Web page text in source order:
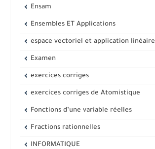
Ensam
Ensembles ET Applications
espace vectoriel et application linéaire
Examen
exercices corriges
exercices corriges de Atomistique
Fonctions d’une variable réelles
Fractions rationnelles
INFORMATIQUE